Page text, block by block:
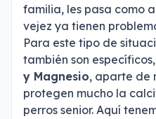
familia, les pasa como
vejez ya tienen
Para este tipo de
también son
y Magnesio, aparte de
protegen mucho la
perros senior. Aquí